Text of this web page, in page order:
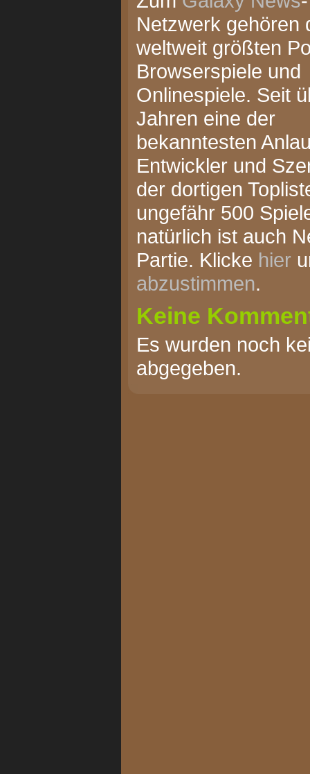
Netzwerk gehören
weltweit größten
Browserspiele und
Onlinespiele. Seit
Jahren eine der
bekanntesten
Entwickler und
der dortigen
ungefähr 500
natürlich ist auch
Partie. Klicke hier
abzustimmen.
Keine
Es wurden noch
abgegeben.